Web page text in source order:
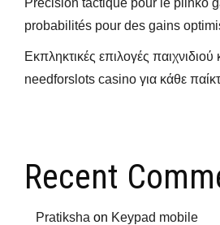
Précision tactique pour le plinko
probabilités pour des gains
Εκπληκτικές επιλογές παιχνιδιού
needforslots casino για κάθε
Recent
Pratiksha on Keypad mobile